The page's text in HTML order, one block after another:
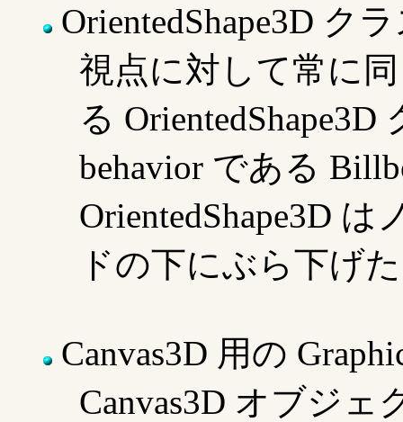
OrientedShape3D ク
視点に対して常に
る
behavior である
OrientedShape3D は
ドの下にぶら下げ
Canvas3D 用の
Canvas3D オブジェ